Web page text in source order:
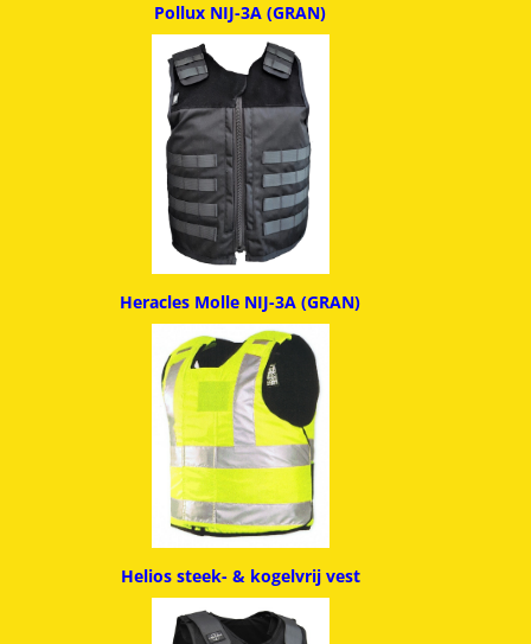
Pollux NIJ-3A (GRAN)
Heracles Molle NIJ-3A (GRAN)
Helios steek- & kogelvrij vest